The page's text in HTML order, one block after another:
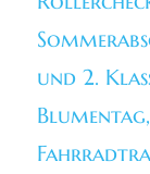
und 2.